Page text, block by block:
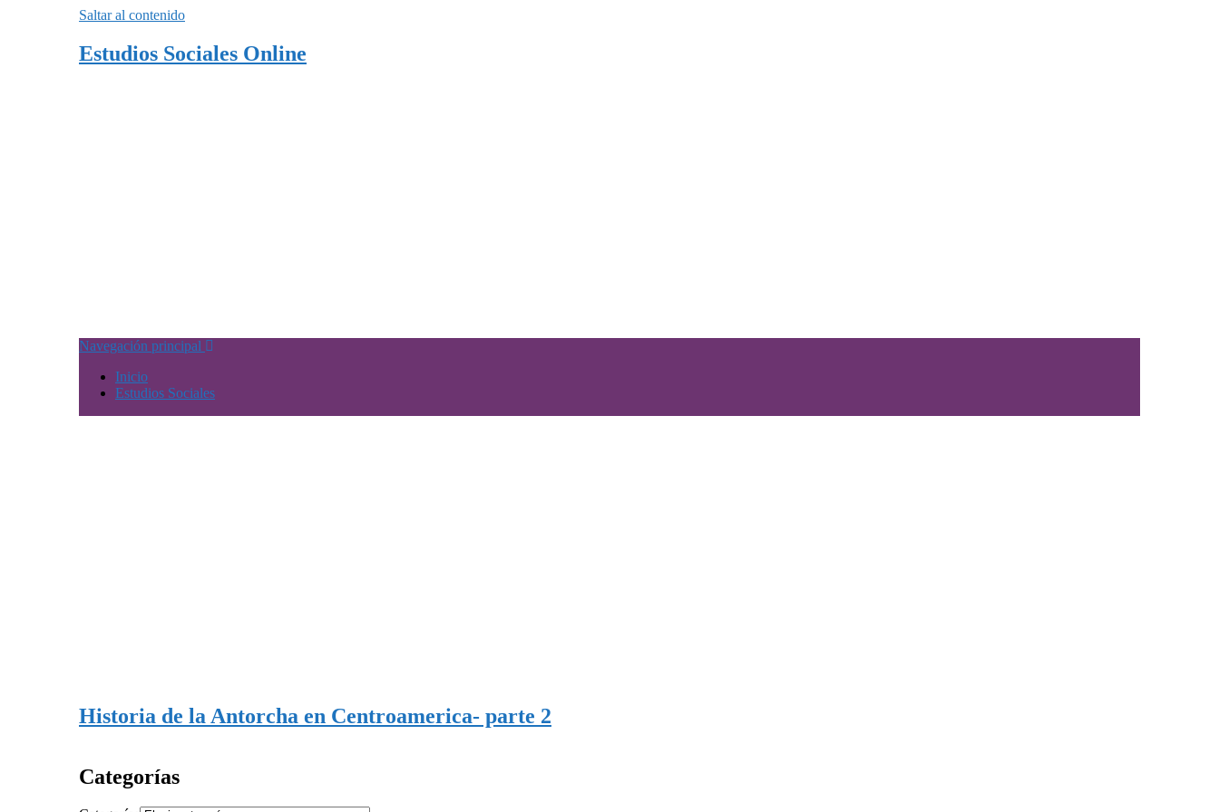
Saltar al contenido
Estudios Sociales Online
Navegación principal
Inicio
Estudios Sociales
Historia de la Antorcha en Centroamerica- parte 2
Categorías